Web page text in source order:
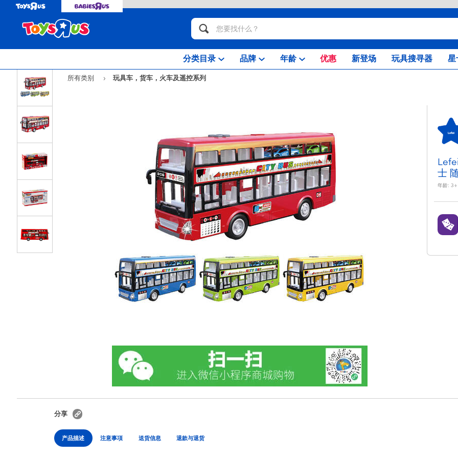
分类目录 品牌 年龄 优惠 新登场 玩具搜寻器 星
所有类别 玩具车，货车，火车及遥控系列
士
年龄: 3+
分享
产品描述 注意事項 送货信息 退款与退货